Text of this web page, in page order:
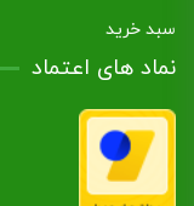
سبد خرید
نماد های اعتماد